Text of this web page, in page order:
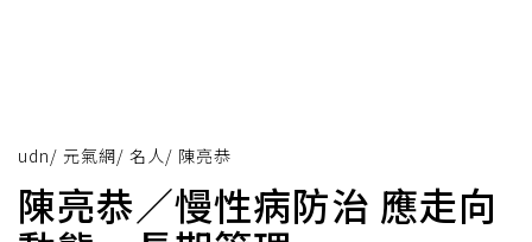
udn/ 元氣網/ 名人/ 陳亮恭
陳亮恭／慢性病防治​ 應走向